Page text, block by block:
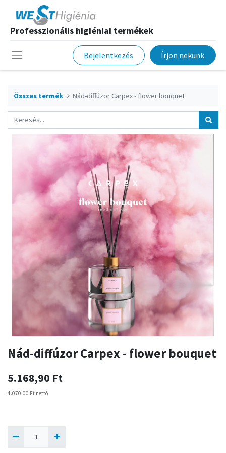
Professzionális higiéniai termékek
Bejelentkezés Írjon nekünk
Összes termék Nád-diffúzor Carpex - flower bouquet
Nád-diffúzor Carpex - flower bouquet
5.168,90 Ft
4.070,00 Ft nettó